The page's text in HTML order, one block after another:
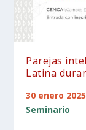
Parejas
Latina
30 enero 2025
Seminario